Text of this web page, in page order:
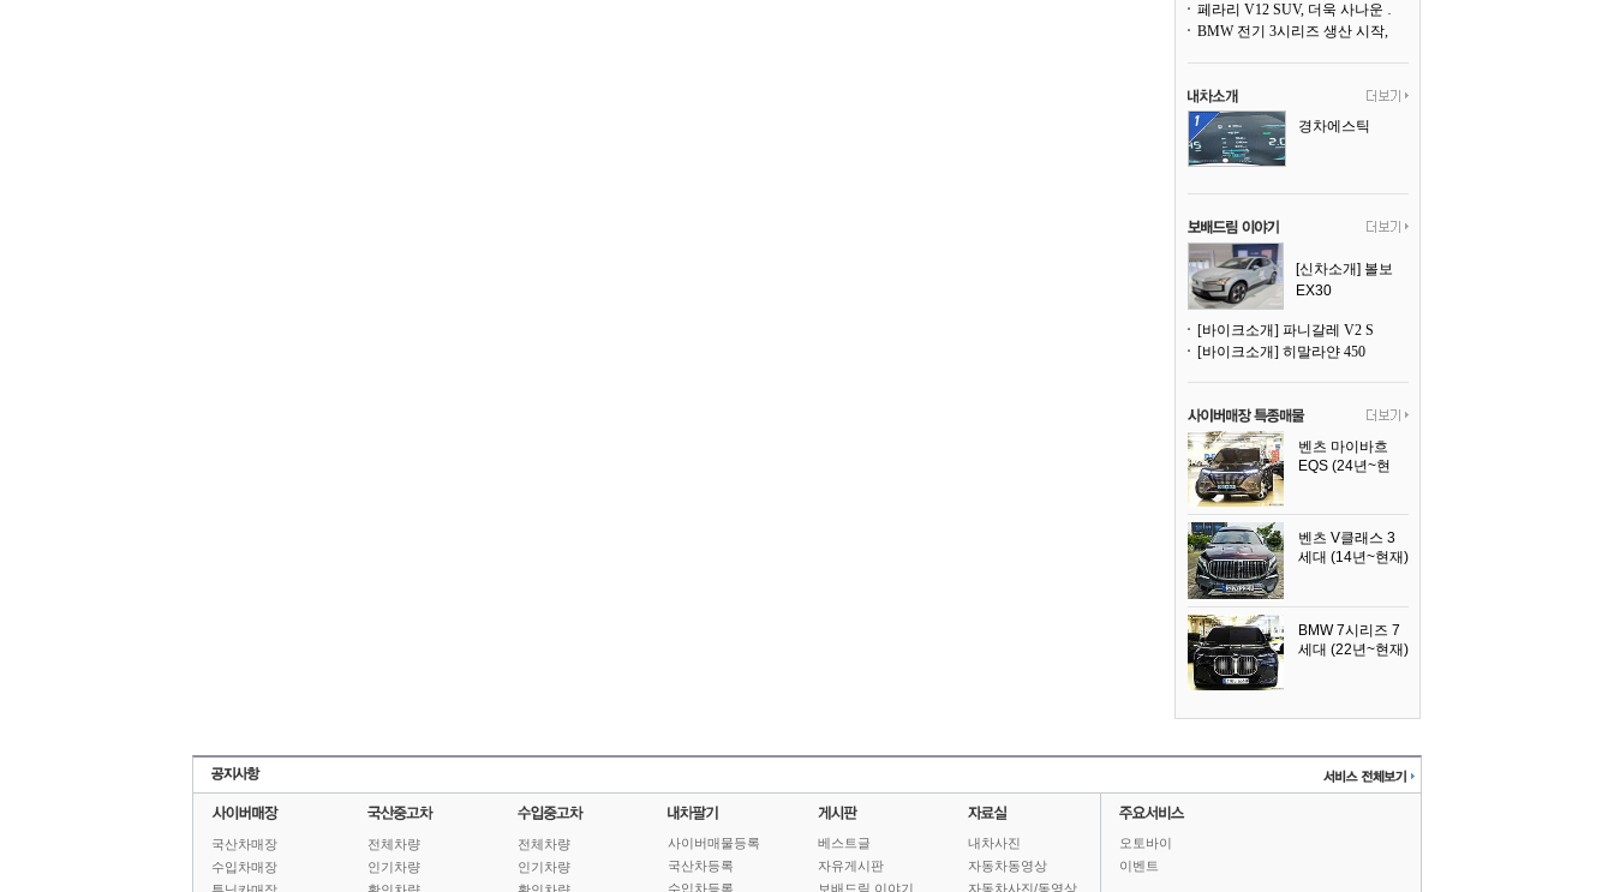
페라리 V12 SUV, 더욱 사나운 얼굴로 돌아온다
경차에스틱
[신차소개] 볼보
EX30
[바이크소개] 파니갈레 V2 S
[바이크소개] 히말라얀 450
벤츠 마이바흐
EQS (24년~현
벤츠 V클래스 3
세대 (14년~현재)
BMW 7시리즈 7
세대 (22년~현재)
국산차매장
수입차매장
전체차량
인기차량
전체차량
인기차량
사이버매물등록
국산차등록
수입차등록
베스트글
자유게시판
보배드림 이야기
내차사진
자동차동영상
자동차사진/동영상
오토바이
이벤트